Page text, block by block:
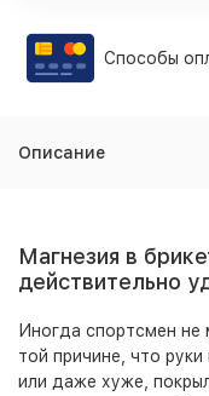
Способы
Описание
Магнезия в
действительно
Иногда спортсмен
той причине, что
или даже хуже,